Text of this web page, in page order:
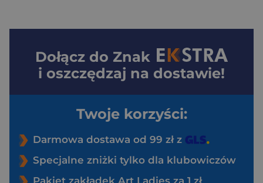
Dołącz do Znak
i oszczędzaj na dostawie!
Twoje korzyści:
Darmowa dostawa od 99 zł z
Specjalne zniżki tylko dla klubowiczów
Pakiet zakładek Art Ladies za 1 zł